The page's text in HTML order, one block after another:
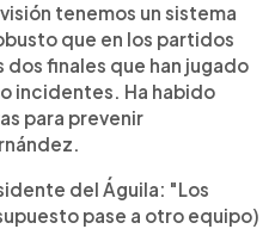
tenemos un sistema
que en los partidos
dos finales que han jugado
incidentes. Ha habido
para prevenir
del Águila: "Los
pase a otro equipo)